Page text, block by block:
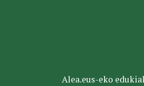
Alea.eus-eko